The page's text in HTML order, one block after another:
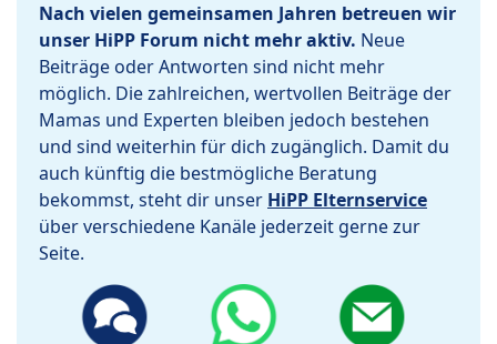
Nach vielen gemeinsamen Jahren betreuen wir
unser HiPP Forum nicht mehr aktiv. Neue
Beiträge oder Antworten sind nicht mehr
möglich. Die zahlreichen, wertvollen Beiträge der
Mamas und Experten bleiben jedoch bestehen
und sind weiterhin für dich zugänglich. Damit du
auch künftig die bestmögliche Beratung
bekommst, steht dir unser HiPP Elternservice
über verschiedene Kanäle jederzeit gerne zur
Seite.